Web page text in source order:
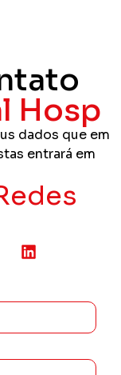
Hosp
dados que em
entrará em